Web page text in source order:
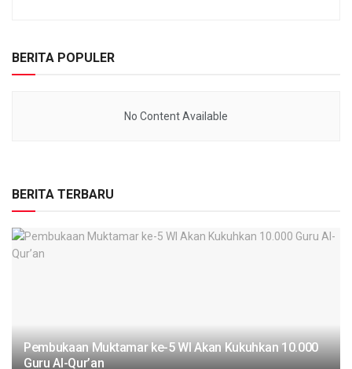
BERITA POPULER
No Content Available
BERITA TERBARU
Pembukaan Muktamar ke-5 WI Akan Kukuhkan 10.000
Guru Al-Qur’an